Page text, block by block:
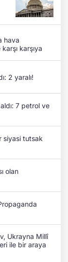
hava
karşıya
2 yaralı!
7 petrol ve
siyasi tutsak
olan
Ukrayna Millî
ile bir araya